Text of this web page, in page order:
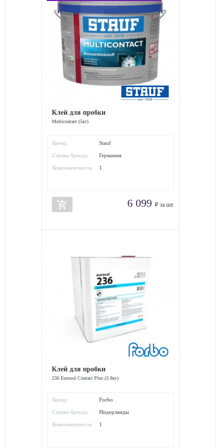
Клей для пробки
Multicontact (5кг)
Бренд: Stauf
Страна бренда: Германия
Компонентность: 1
add_shopping_cart 6 099 ₽ за шт.
Клей для пробки
236 Eurosol Contact Plus (3.8кг)
Бренд: Forbo
Страна бренда: Нидерланды
Компонентность: 1